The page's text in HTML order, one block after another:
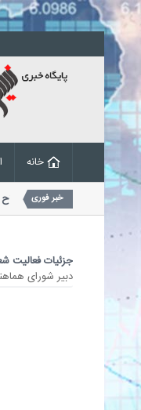
خبر فوری
تقاضای غیرواقعی در پی
ارزی اعلام کرد که...
جزئیات فعالیت
دبیر شورای